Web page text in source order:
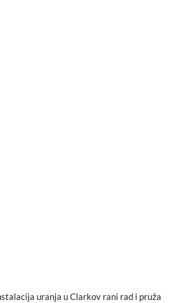
uranja u Clarkov rani rad i pruža